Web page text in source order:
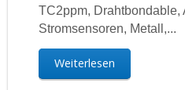
TC2ppm, Drahtbondable,
Stromsensoren, Metall,...
Weiterlesen